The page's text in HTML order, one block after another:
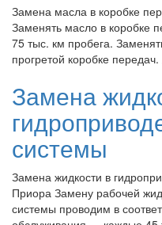
Замена масла в коробке
Заменять масло в коробке
75 тыс. км пробега.
прогретой коробке
Замена
системы
Замена жидкости в
Приора Замену рабочей
системы проводим в